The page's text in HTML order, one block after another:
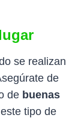
se realizan
de
de buenas
tipo de